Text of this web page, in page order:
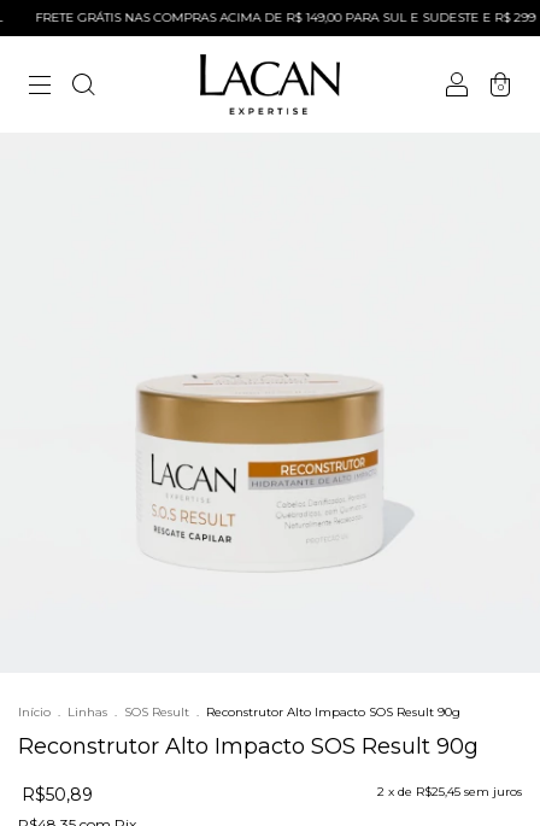
FRETE GRÁTIS NAS COMPRAS ACIMA DE R$ 149,00 PARA SUL E SUDESTE E R$ 299
0
Início . Linhas . SOS Result . Reconstrutor Alto Impacto SOS Result 90g
Reconstrutor Alto Impacto SOS Result 90g
R$50,89 2 x de R$25,45 sem juros